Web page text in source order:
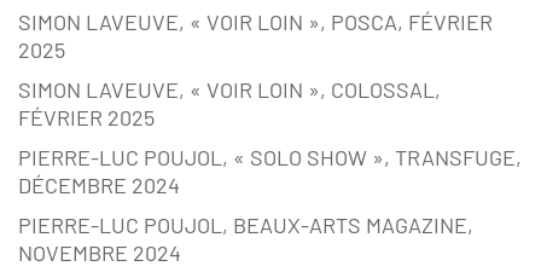
SIMON LAVEUVE, « VOIR LOIN », POSCA, FÉVRIER
2025
SIMON LAVEUVE, « VOIR LOIN », COLOSSAL,
FÉVRIER 2025
PIERRE-LUC POUJOL, « SOLO SHOW », TRANSFUGE,
DÉCEMBRE 2024
PIERRE-LUC POUJOL, BEAUX-ARTS MAGAZINE,
NOVEMBRE 2024